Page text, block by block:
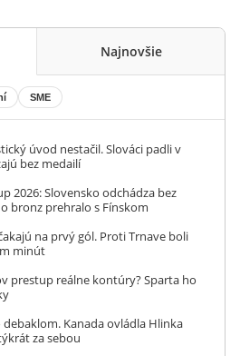
Najnovšie
SME
úvod nestačil. Slováci padli v
bez medailí
2026: Slovensko odchádza bez
bronz prehralo s Fínskom
na prvý gól. Proti Trnave boli
minút
prestup reálne kontúry? Sparta ho
debaklom. Kanada ovládla Hlinka
za sebou